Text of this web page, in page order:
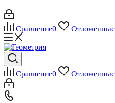
Сравнение0 Отложенные
Сравнение0 Отложенные